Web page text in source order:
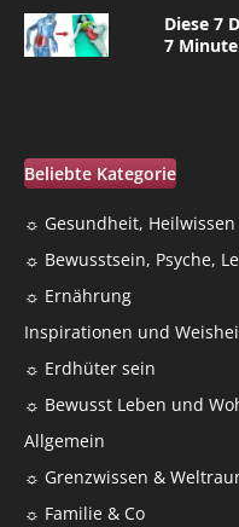
Diese 7
7
Beliebte Kategorie
☼ Gesundheit, Heilwissen
☼ Bewusstsein, Psyche,
☼ Ernährung
Inspirationen und
☼ Erdhüter sein
☼ Bewusst Leben und
Allgemein
☼ Grenzwissen &
☼ Familie & Co